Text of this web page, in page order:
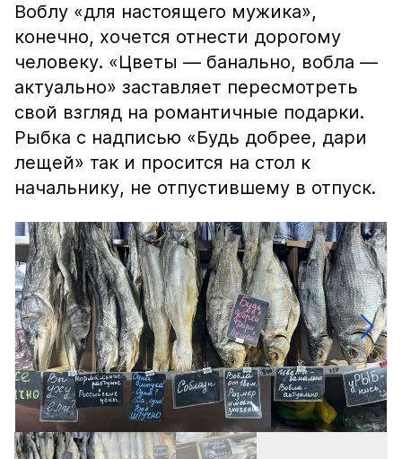
Воблу «для настоящего мужика»,
конечно, хочется отнести дорогому
человеку. «Цветы — банально, вобла —
актуально» заставляет пересмотреть
свой взгляд на романтичные подарки.
Рыбка с надписью «Будь добрее, дари
лещей» так и просится на стол к
начальнику, не отпустившему в отпуск.